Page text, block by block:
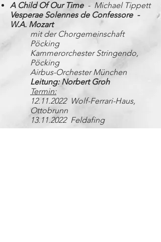
A Child Of Our Time - Michael Tippett
Vesperae Solennes de Confessore -
W.A. Mozart
mit der Chorgemeinschaft
Pöcking
Kammerorchester Stringendo,
Pöcking
Airbus-Orchester München
Leitung: Norbert Groh
Termin:
12.11.2022 Wolf-Ferrari-Haus,
Ottobrunn
13.11.2022 Feldafing